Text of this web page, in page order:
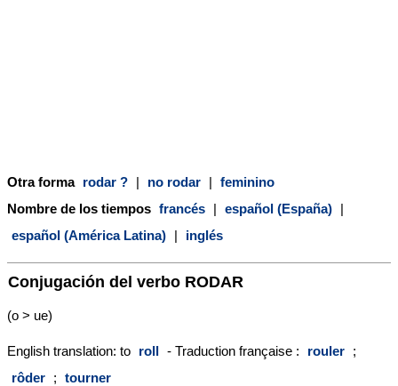
Otra forma rodar ? | no rodar | feminino
Nombre de los tiempos francés | español (España) |
español (América Latina) | inglés
Conjugación del verbo RODAR
(o > ue)
English translation: to roll - Traduction française : rouler ;
rôder ; tourner